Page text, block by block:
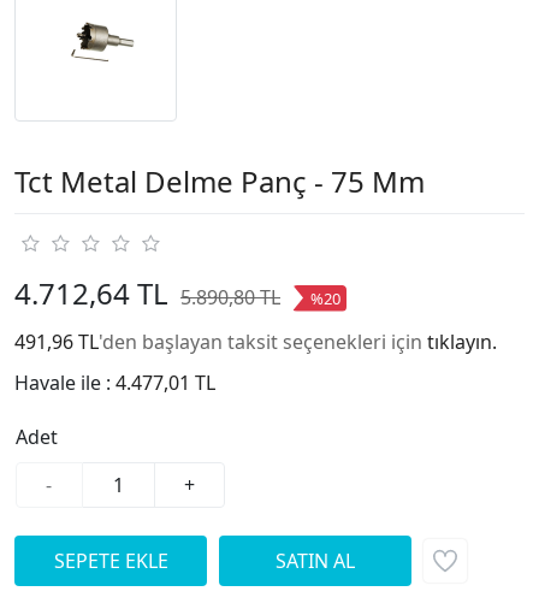
Tct Metal Delme Panç - 75 Mm
4.712,64 TL 5.890,80 TL %20
491,96 TL'den başlayan taksit seçenekleri için tıklayın.
Havale ile : 4.477,01 TL
Adet
-
+